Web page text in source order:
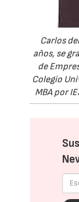
Carlos
años, se
de
Colegio
MBA por